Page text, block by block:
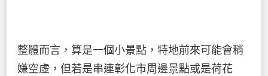
整體而言，算是一個小景點，特地前來可能會稍
嫌空虛，但若是串連彰化市周邊景點或是荷花